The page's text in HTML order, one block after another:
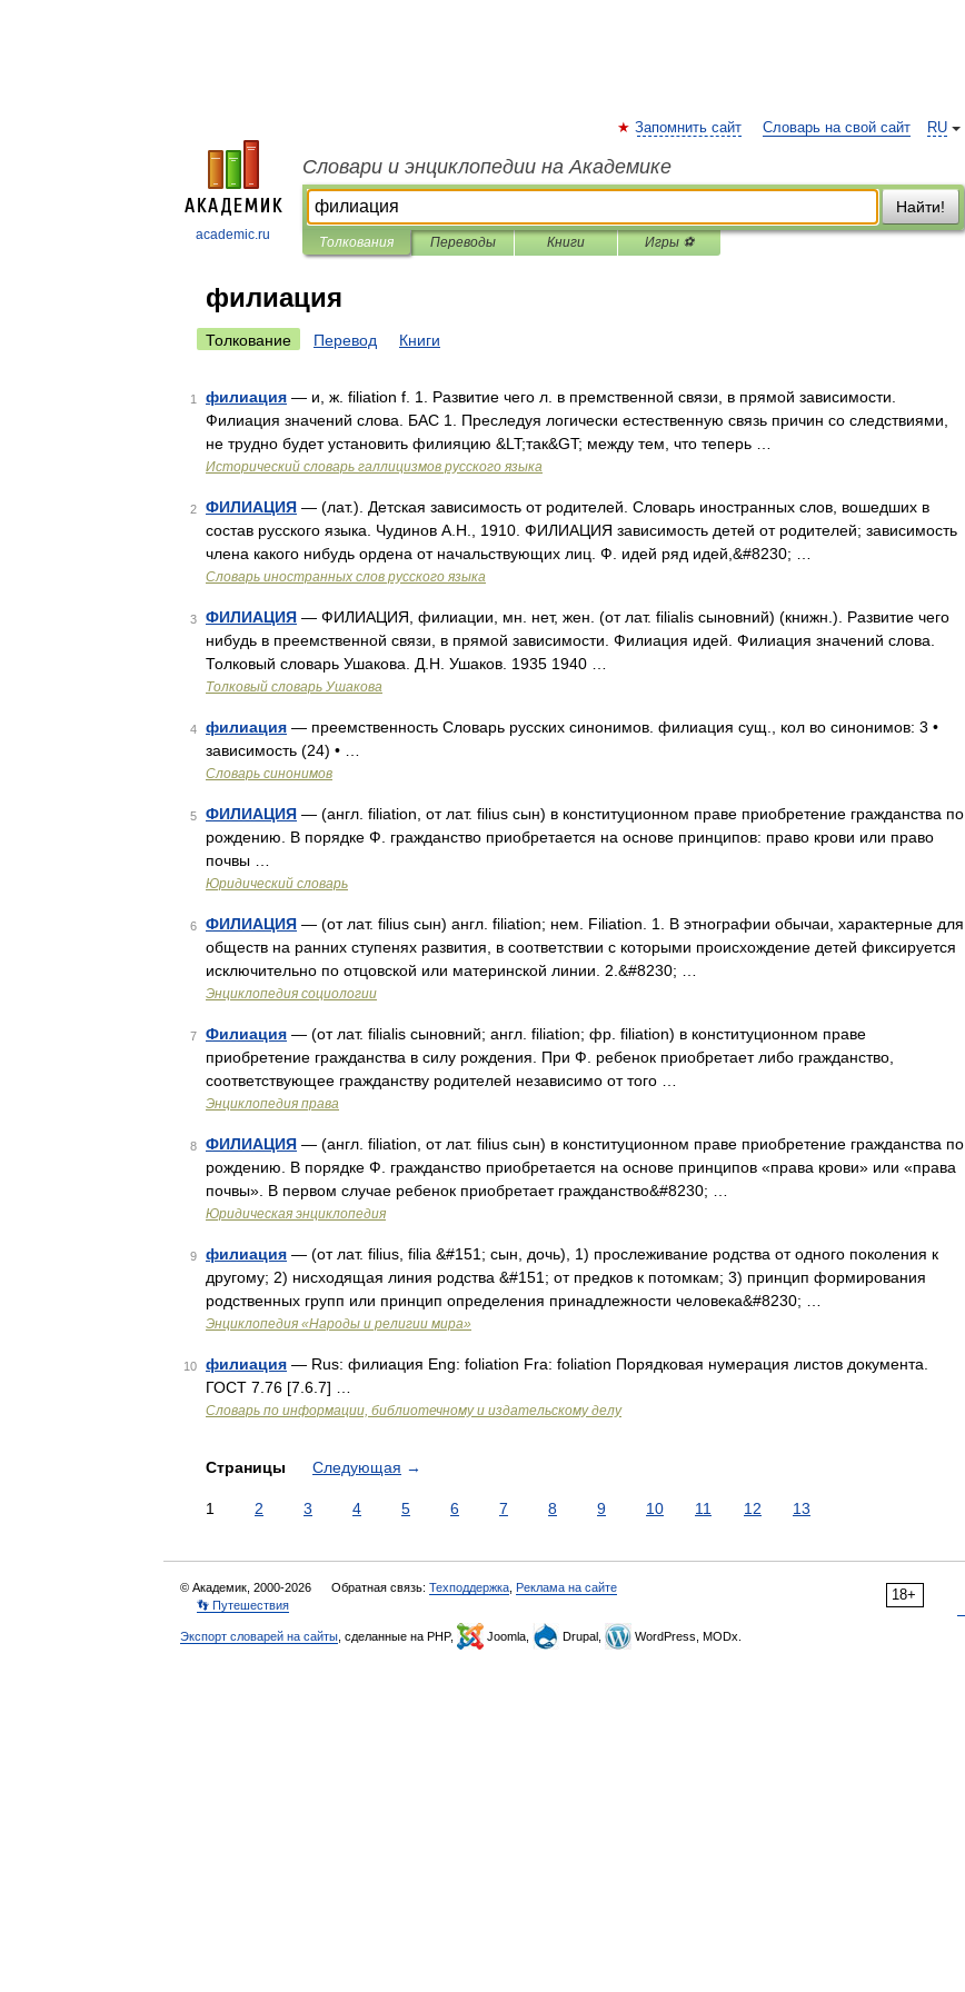
academic.ru
RU
Запомнить сайт Словарь на свой сайт
Словари и энциклопедии на Академике
Найти!
Толкования Переводы Книги Игры ⚽
филиация
Толкование Перевод Книги
1 филиация — и, ж. filiation f. 1. Развитие чего л. в премственной связи, в прямой зависимости.
Филиация значений слова. БАС 1. Преследуя логически естественную связь причин со следствиями,
не трудно будет установить филияцию &LT;так&GT; между тем, что теперь …
Исторический словарь галлицизмов русского языка
2 ФИЛИАЦИЯ — (лат.). Детская зависимость от родителей. Словарь иностранных слов, вошедших в
состав русского языка. Чудинов А.Н., 1910. ФИЛИАЦИЯ зависимость детей от родителей; зависимость
члена какого нибудь ордена от начальствующих лиц. Ф. идей ряд идей,&#8230; …
Словарь иностранных слов русского языка
3 ФИЛИАЦИЯ — ФИЛИАЦИЯ, филиации, мн. нет, жен. (от лат. filialis сыновний) (книжн.). Развитие чего
нибудь в преемственной связи, в прямой зависимости. Филиация идей. Филиация значений слова.
Толковый словарь Ушакова. Д.Н. Ушаков. 1935 1940 …
Толковый словарь Ушакова
4 филиация — преемственность Словарь русских синонимов. филиация сущ., кол во синонимов: 3 •
зависимость (24) • …
Словарь синонимов
5 ФИЛИАЦИЯ — (англ. filiation, от лат. filius сын) в конституционном праве приобретение гражданства по
рождению. В порядке Ф. гражданство приобретается на основе принципов: право крови или право
почвы …
Юридический словарь
6 ФИЛИАЦИЯ — (от лат. filius сын) англ. filiation; нем. Filiation. 1. В этнографии обычаи, характерные для
обществ на ранних ступенях развития, в соответствии с которыми происхождение детей фиксируется
исключительно по отцовской или материнской линии. 2.&#8230; …
Энциклопедия социологии
7 Филиация — (от лат. filialis сыновний; англ. filiation; фр. filiation) в конституционном праве
приобретение гражданства в силу рождения. При Ф. ребенок приобретает либо гражданство,
соответствующее гражданству родителей независимо от того …
Энциклопедия права
8 ФИЛИАЦИЯ — (англ. filiation, от лат. filius сын) в конституционном праве приобретение гражданства по
рождению. В порядке Ф. гражданство приобретается на основе принципов «права крови» или «права
почвы». В первом случае ребенок приобретает гражданство&#8230; …
Юридическая энциклопедия
9 филиация — (от лат. filius, filia &#151; сын, дочь), 1) прослеживание родства от одного поколения к
другому; 2) нисходящая линия родства &#151; от предков к потомкам; 3) принцип формирования
родственных групп или принцип определения принадлежности человека&#8230; …
Энциклопедия «Народы и религии мира»
10 филиация — Rus: филиация Eng: foliation Fra: foliation Порядковая нумерация листов документа.
ГОСТ 7.76 [7.6.7] …
Словарь по информации, библиотечному и издательскому делу
Страницы Следующая →
1 2 3 4 5 6 7 8 9 10 11 12 13
18+
© Академик, 2000-2026 Обратная связь: Техподдержка Реклама на сайте
👣 Путешествия
Экспорт словарей на сайты , сделанные на PHP, Joomla, Drupal, WordPress, MODx.